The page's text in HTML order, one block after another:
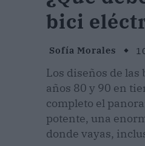
bici
Sofía Morales
Los diseños de
años 80 y 90 en
completo el
potente, una
donde vayas,